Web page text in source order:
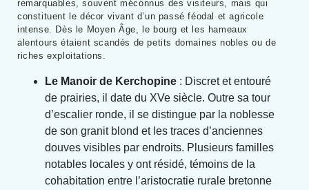
remarquables, souvent méconnus des visiteurs, mais qui
constituent le décor vivant d’un passé féodal et agricole
intense. Dès le Moyen Âge, le bourg et les hameaux
alentours étaient scandés de petits domaines nobles ou de
riches exploitations.
Le Manoir de Kerchopine : Discret et entouré
de prairies, il date du XVe siècle. Outre sa tour
d’escalier ronde, il se distingue par la noblesse
de son granit blond et les traces d’anciennes
douves visibles par endroits. Plusieurs familles
notables locales y ont résidé, témoins de la
cohabitation entre l’aristocratie rurale bretonne